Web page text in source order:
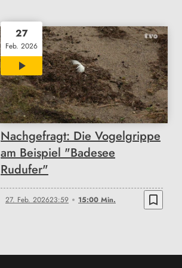
27
Feb. 2026
15:00
Nachgefragt: Die Vogelgrippe
am Beispiel "Badesee
Rudufer"
27. Feb. 202623:59 15:00 Min. bookmark_border